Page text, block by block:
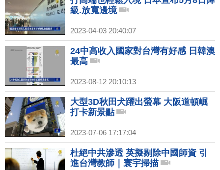
級.放寬邊境
2023-04-03 20:40:07
24中高收入國家對台灣有好感 日韓澳
最高
2023-08-12 20:10:13
大型3D秋田犬躍出螢幕 大阪道頓崛
打卡新景點
2023-07-06 17:17:04
杜絕中共滲透 英擬剔除中國師資 引
進台灣教師｜寰宇掃描